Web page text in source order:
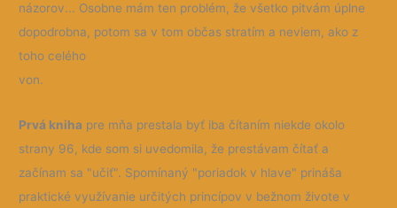
názorov... Osobne mám ten problém, že všetko pitvám úplne
dopodrobna, potom sa v tom občas stratím a neviem, ako z
toho celého
von.
Prvá kniha pre mňa prestala byť iba čítaním niekde okolo
strany 96, kde som si uvedomila, že prestávam čítať a
začínam sa "učiť". Spomínaný "poriadok v hlave" prináša
praktické využívanie určitých princípov v bežnom živote v